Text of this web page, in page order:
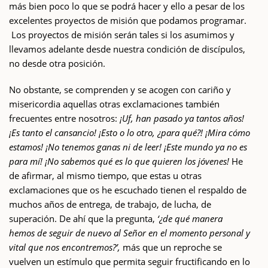
más bien poco lo que se podrá hacer y ello a pesar de los
excelentes proyectos de misión que podamos programar.
Los proyectos de misión serán tales si los asumimos y
llevamos adelante desde nuestra condición de discípulos,
no desde otra posición.
No obstante, se comprenden y se acogen con cariño y
misericordia aquellas otras exclamaciones también
frecuentes entre nosotros: ¡Uf, han pasado ya tantos años!
¡Es tanto el cansancio! ¡Esto o lo otro, ¿para qué?! ¡Mira cómo
estamos! ¡No tenemos ganas ni de leer! ¡Este mundo ya no es
para mí! ¡No sabemos qué es lo que quieren los jóvenes! He
de afirmar, al mismo tiempo, que estas u otras
exclamaciones que os he escuchado tienen el respaldo de
muchos años de entrega, de trabajo, de lucha, de
superación. De ahí que la pregunta, ‘¿de qué manera
hemos de seguir de nuevo al Señor en el momento personal y
vital que nos encontremos?’, más que un reproche se
vuelven un estímulo que permita seguir fructificando en lo